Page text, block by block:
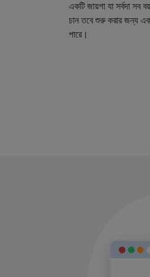
একটি জায়গা যা সর্বদা সব
চান তবে শুরু করার জন্য
পারে।